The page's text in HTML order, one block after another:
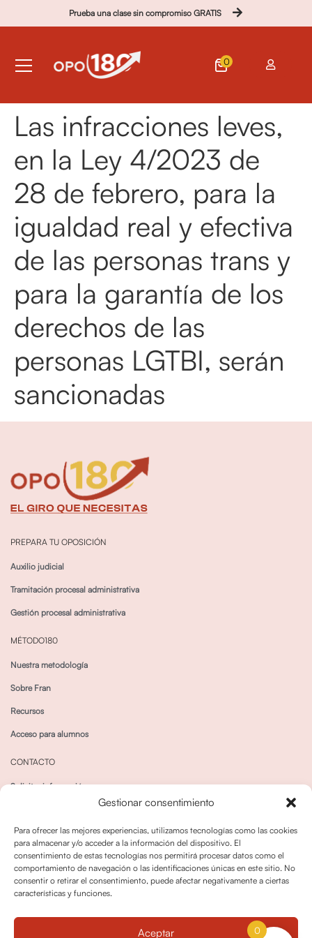
Gestionar consentimiento
Para ofrecer las mejores experiencias, utilizamos tecnologías como las cookies
para almacenar y/o acceder a la información del dispositivo. El
consentimiento de estas tecnologías nos permitirá procesar datos como el
comportamiento de navegación o las identificaciones únicas en este sitio. No
consentir o retirar el consentimiento, puede afectar negativamente a ciertas
características y funciones.
Aceptar
Prueba una clase sin compromiso GRATIS
0
Las infracciones leves,
en la Ley 4/2023 de
28 de febrero, para la
igualdad real y efectiva
de las personas trans y
para la garantía de los
derechos de las
personas LGTBI, serán
sancionadas
PREPARA TU OPOSICIÓN
Auxilio judicial
Tramitación procesal administrativa
Gestión procesal administrativa
MÉTODO180
Nuestra metodología
Sobre Fran
Recursos
Acceso para alumnos
CONTACTO
Solicitar información
Política de cookies
0